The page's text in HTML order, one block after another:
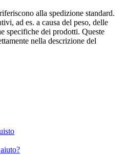
alla spedizione standard.
ad es. a causa del peso, delle
specifiche dei prodotti. Queste
nella descrizione del